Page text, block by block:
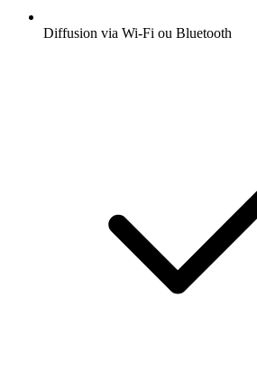
Diffusion via Wi-Fi ou Bluetooth